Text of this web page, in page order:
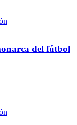
del fútbol